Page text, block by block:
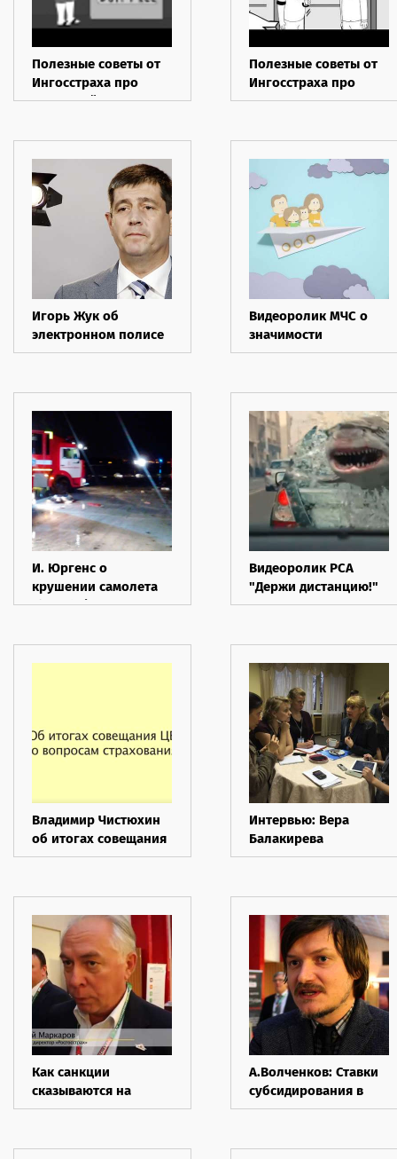
Полезные советы от
Ингосстраха про
страховой полис ВЗР
Полезные советы от
Ингосстраха про
каско
Игорь Жук об
электронном полисе
ОСАГО
Видеоролик МЧС о
значимости
страхования жизни
И. Юргенс о
крушении самолета
Fly Dubai в Ростове-
Видеоролик РСА
"Держи дистанцию!"
Владимир Чистюхин
об итогах совещания
ЦБ по вопросам
Интервью: Вера
Балакирева
Как санкции
сказываются на
страховом рынке?
А.Волченков: Ставки
сyбсидирования в
агростраховании
недостаточно